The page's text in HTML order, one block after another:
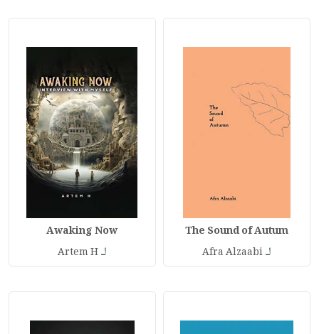
The Sound of Autum
لـAfra Alzaabi
Awaking Now
لـArtem H